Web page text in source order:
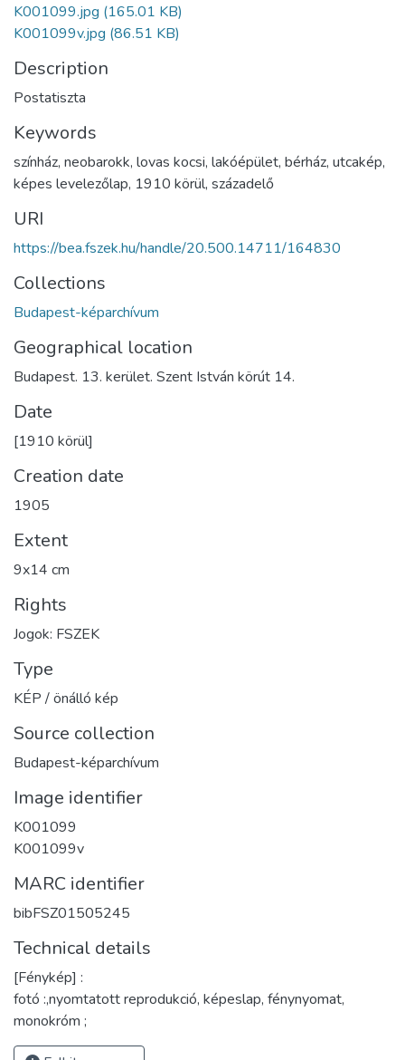
K001099.jpg (165.01 KB)
K001099v.jpg (86.51 KB)
Description
Postatiszta
Keywords
színház, neobarokk, lovas kocsi, lakóépület, bérház, utcakép,
képes levelezőlap, 1910 körül, századelő
URI
https://bea.fszek.hu/handle/20.500.14711/164830
Collections
Budapest-képarchívum
Geographical location
Budapest. 13. kerület. Szent István körút 14.
Date
[1910 körül]
Creation date
1905
Extent
9x14 cm
Rights
Jogok: FSZEK
Type
KÉP / önálló kép
Source collection
Budapest-képarchívum
Image identifier
K001099
K001099v
MARC identifier
bibFSZ01505245
Technical details
[Fénykép] :
fotó :,nyomtatott reprodukció, képeslap, fénynyomat,
monokróm ;